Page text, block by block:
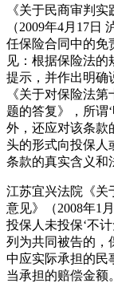
《关于民商审判
（2009年4月17日
任保险合同中的免
见：根据保险法
提示，并作出明确
《关于对保险法
题的答复》，所谓
外，还应对该条款
头的形式向投保人
条款的真实含义和
江苏宜兴法院《关
意见》（2008年1
投保人未投保‘不
列为共同被告的，
中应实际承担的民
当承担的赔偿金额